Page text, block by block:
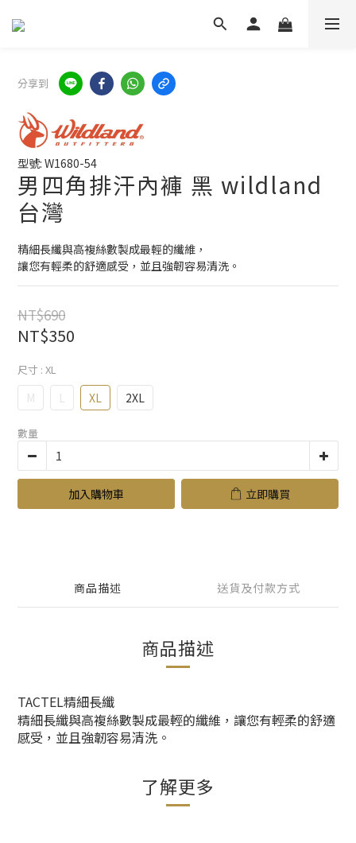
分享到
型號: W1680-54
男四角排汗內褲 黑 wildland
台灣
精細長纖與高複絲數製成最輕的纖維，
讓您有輕柔的舒適感受，並且強韌容易清洗。
NT$690
NT$350
尺寸 : XL
M L XL 2XL
數量
加入購物車 立即購買
商品描述 送貨及付款方式
商品描述
TACTEL精細長纖
精細長纖與高複絲數製成最輕的纖維，讓您有輕柔的舒適
感受，並且強韌容易清洗。
了解更多